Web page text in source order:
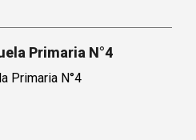
Primaria N°4